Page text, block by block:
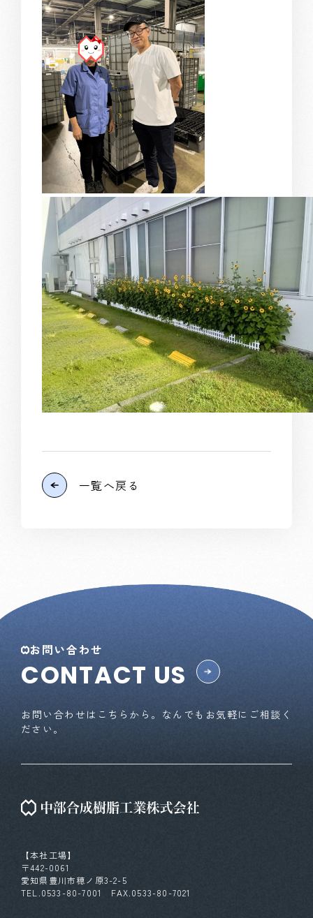
一覧へ戻る
お問い合わせ
CONTACT US
お問い合わせはこちらから。なんでもお気軽にご相談く
ださい。
【本社工場】
〒442-0061
愛知県豊川市穂ノ原3-2-5
TEL.0533-80-7001 FAX.0533-80-7021